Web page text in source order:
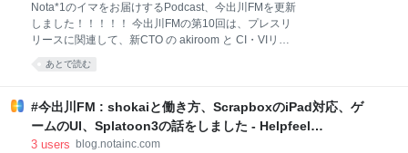
と続きでもう1つ書いておくと、実は「Nota Reborn
Calendar 2022」のページ内に埋め込んでいる一覧の
作成も僕が担当しました。Google Spreadsheetから
Google App ScriptでJSONを生成して、
Nota*1のイマをお届けするPodcast、今出川FMを更新
しました！！！！！ 今出川FMの第10回は、プレスリ
リースに関連して、新CTO の akiroom と CI・VIリニ
ューアルを主導したデザイナーのakikoy にお話を聞い
た様子をお届けします。聞き手は id:Pasta-K です。
の裏話を聞いたり、新CTOに意気込みを聞いたりしま
した by 今出川FM by Nota 今出川FMはSpotifyをはじ
め、複数のプラットフォームに配信してますので、お
あとで読む
#今出川FM : shokaiと働き方、ScrapboxのiPad対応、ゲ
ームのUI、Splatoon3の話をしました - Helpfeel
Developers' Blog
3 users blog.notainc.com